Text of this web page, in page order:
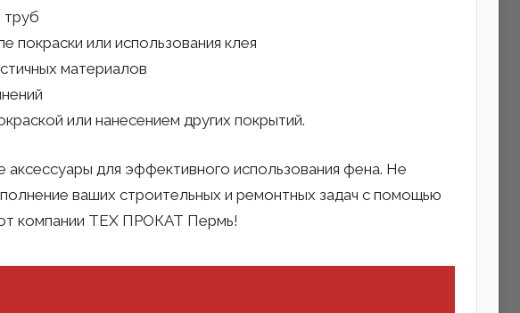
труб
покраски или использования клея
материалов
или нанесением других покрытий.
для эффективного использования фена. Не
ваших строительных и ремонтных задач с помощью
компании ТЕХ ПРОКАТ Пермь!